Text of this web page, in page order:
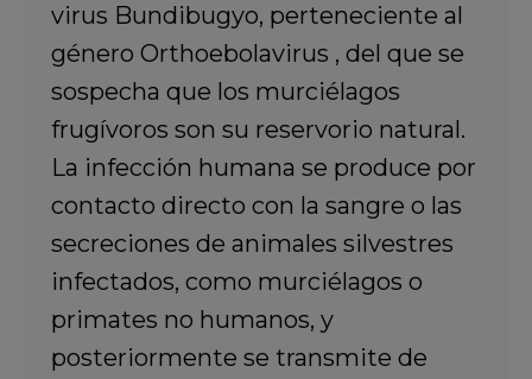
virus Bundibugyo, perteneciente al
género Orthoebolavirus , del que se
sospecha que los murciélagos
frugívoros son su reservorio natural.
La infección humana se produce por
contacto directo con la sangre o las
secreciones de animales silvestres
infectados, como murciélagos o
primates no humanos, y
posteriormente se transmite de